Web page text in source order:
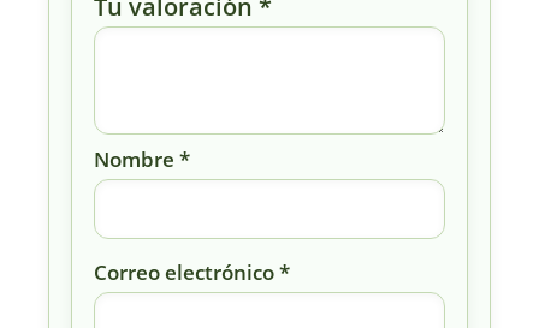
Tu valoración *
Nombre *
Correo electrónico*